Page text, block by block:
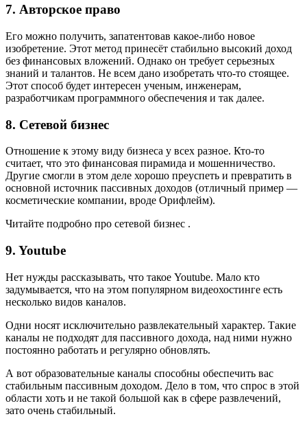
7. Авторское право
Его можно получить, запатентовав какое-либо новое
изобретение. Этот метод принесёт стабильно высокий доход
без финансовых вложений. Однако он требует серьезных
знаний и талантов. Не всем дано изобретать что-то стоящее.
Этот способ будет интересен ученым, инженерам,
разработчикам программного обеспечения и так далее.
8. Сетевой бизнес
Отношение к этому виду бизнеса у всех разное. Кто-то
считает, что это финансовая пирамида и мошенничество.
Другие смогли в этом деле хорошо преуспеть и превратить в
основной источник пассивных доходов (отличный пример —
косметические компании, вроде Орифлейм).
Читайте подробно про сетевой бизнес .
9. Youtube
Нет нужды рассказывать, что такое Youtube. Мало кто
задумывается, что на этом популярном видеохостинге есть
несколько видов каналов.
Одни носят исключительно развлекательный характер. Такие
каналы не подходят для пассивного дохода, над ними нужно
постоянно работать и регулярно обновлять.
А вот образовательные каналы способны обеспечить вас
стабильным пассивным доходом. Дело в том, что спрос в этой
области хоть и не такой большой как в сфере развлечений,
зато очень стабильный.